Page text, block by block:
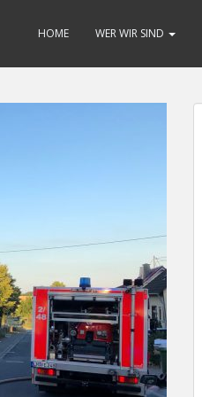
HOME WER WIR SIND